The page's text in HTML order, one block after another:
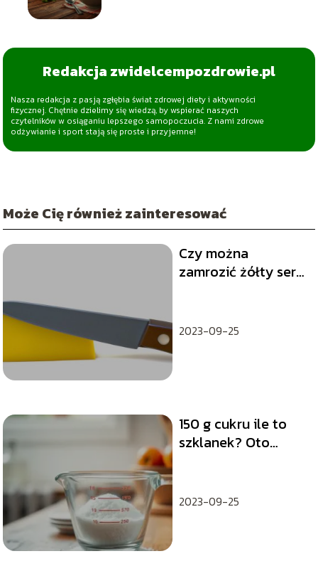
Redakcja zwidelcempozdrowie.pl
Nasza redakcja z pasją zgłębia świat zdrowej diety i aktywności
fizycznej. Chętnie dzielimy się wiedzą, by wspierać naszych
czytelników w osiąganiu lepszego samopoczucia. Z nami zdrowe
odżywianie i sport stają się proste i przyjemne!
Może Cię również zainteresować
Czy można
zamrozić żółty ser?
2023-09-25
150 g cukru ile to
szklanek? Oto
2023-09-25